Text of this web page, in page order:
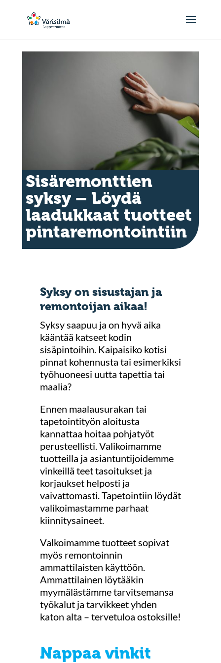
Sisäremonttien
syksy – Löydä
laadukkaat tuotteet
pintaremontointiin
Syksy on sisustajan ja
remontoijan aikaa!
Syksy saapuu ja on hyvä aika
kääntää katseet kodin
sisäpintoihin. Kaipaisiko kotisi
pinnat kohennusta tai esimerkiksi
työhuoneesi uutta tapettia tai
maalia?
Ennen maalausurakan tai
tapetointityön aloitusta
kannattaa hoitaa pohjatyöt
perusteellisti. Valikoimamme
tuotteilla ja asiantuntijoidemme
vinkeillä teet tasoitukset ja
korjaukset helposti ja
vaivattomasti. Tapetointiin löydät
valikoimastamme parhaat
kiinnitysaineet.
Valkoimamme tuotteet sopivat
myös remontoinnin
ammattilaisten käyttöön.
Ammattilainen löytääkin
myymälästämme tarvitsemansa
työkalut ja tarvikkeet yhden
katon alta – tervetuloa ostoksille!
Nappaa vinkit